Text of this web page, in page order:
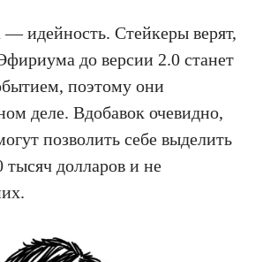
— идейность. Стейкеры верят,
до версии 2.0 станет
поэтому они
деле. Вдобавок очевидно,
позволить себе выделить
тысяч долларов и не